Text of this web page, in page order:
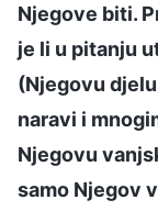
Njegove biti.
je li u pitanju
(Njegovu
naravi i
Njegovu
samo Njegov